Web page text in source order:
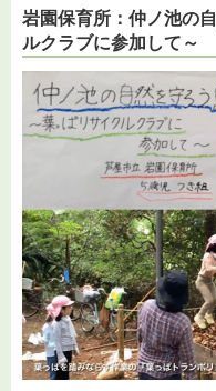
岩園保育所：仲ノ池の
ルクラブに参加して～